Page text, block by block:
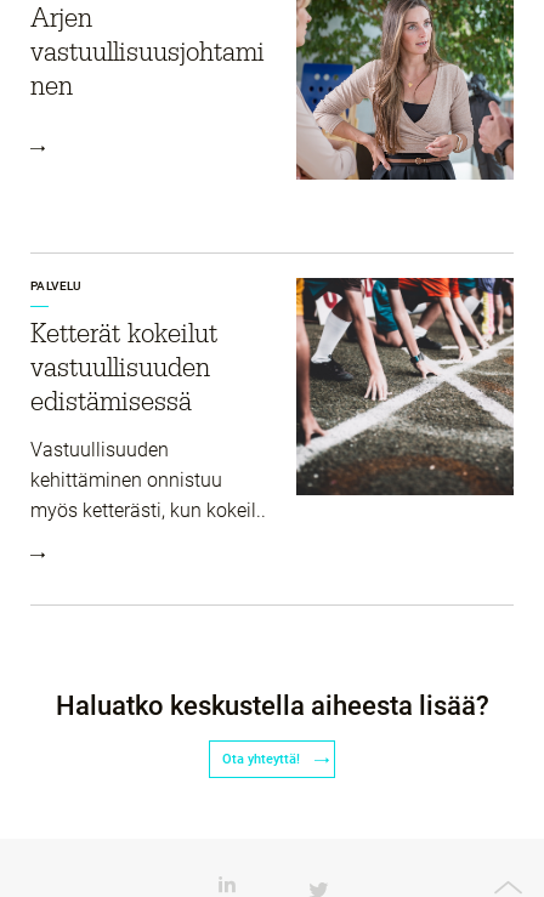
Arjen
vastuullisuusjohtami
nen
PALVELU
Ketterät kokeilut
vastuullisuuden
edistämisessä
Vastuullisuuden
kehittäminen onnistuu
myös ketterästi, kun kokeil..
Haluatko keskustella aiheesta lisää?
Ota yhteyttä!